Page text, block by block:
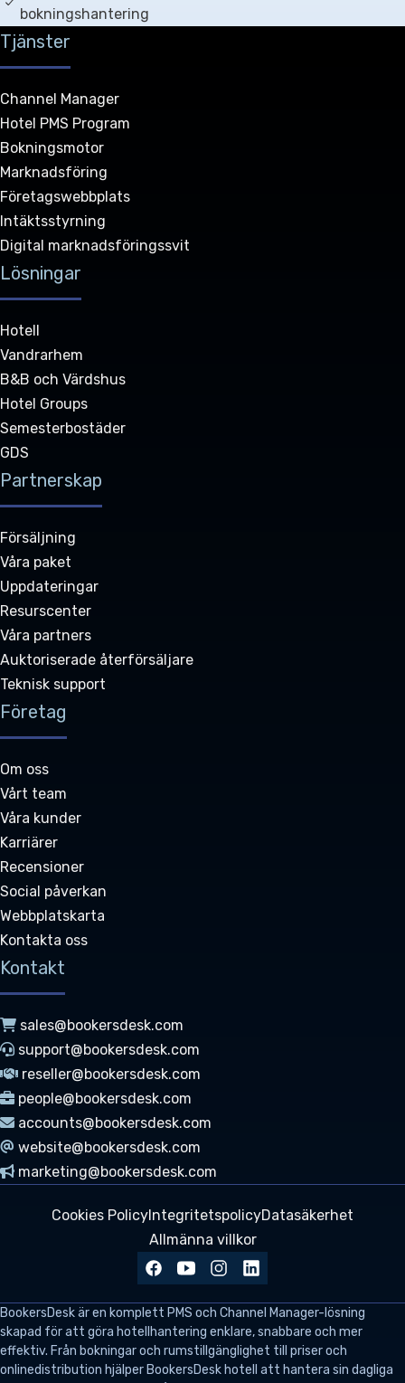
bokningshantering
Tjänster
Channel Manager
Hotel PMS Program
Bokningsmotor
Marknadsföring
Företagswebbplats
Intäktsstyrning
Digital marknadsföringssvit
Lösningar
Hotell
Vandrarhem
B&B och Värdshus
Hotel Groups
Semesterbostäder
GDS
Partnerskap
Försäljning
Våra paket
Uppdateringar
Resurscenter
Våra partners
Auktoriserade återförsäljare
Teknisk support
Företag
Om oss
Vårt team
Våra kunder
Karriärer
Recensioner
Social påverkan
Webbplatskarta
Kontakta oss
Kontakt
sales@bookersdesk.com
support@bookersdesk.com
reseller@bookersdesk.com
people@bookersdesk.com
accounts@bookersdesk.com
website@bookersdesk.com
marketing@bookersdesk.com
Cookies PolicyIntegritetspolicyDatasäkerhet
Allmänna villkor
BookersDeskär en komplett PMS och Channel Manager-lösning
skapad för att göra hotellhantering enklare, snabbare och mer
effektiv. Från bokningar och rumstillgänglighet till priser och
onlinedistribution hjälper BookersDesk hotell att hantera sin dagliga